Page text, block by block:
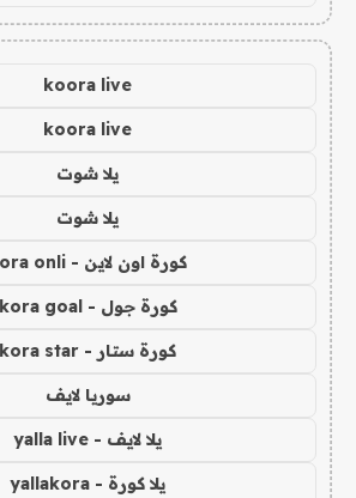
koora live
koora live
يلا شوت
يلا شوت
كورة اون لاين - kora onli
كورة جول - kora goal
كورة ستار - kora star
سوريا لايف
يلا لايف - yalla live
يلا كورة - yallakora